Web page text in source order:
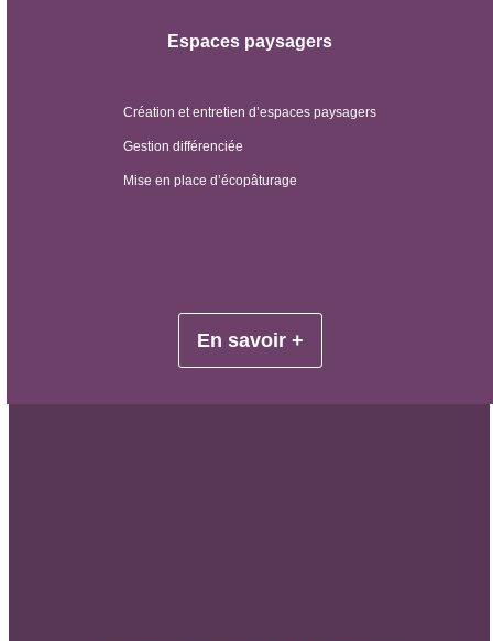
Espaces paysagers
Création et entretien d’espaces paysagers
Gestion différenciée
Mise en place d’écopâturage
En savoir +